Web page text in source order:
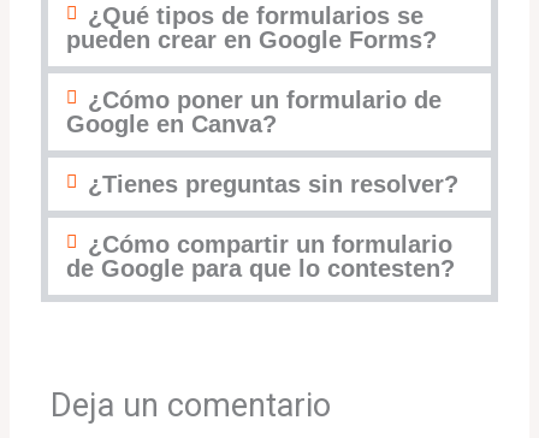
¿Qué tipos de formularios se
pueden crear en Google Forms?
¿Cómo poner un formulario de
Google en Canva?
¿Tienes preguntas sin resolver?
¿Cómo compartir un formulario
de Google para que lo contesten?
Deja un comentario